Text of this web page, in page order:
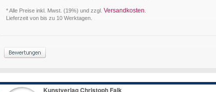
* Alle Preise inkl. Mwst. (19%) und zzgl. Versandkosten
Lieferzeit von bis zu 10 Werktagen.